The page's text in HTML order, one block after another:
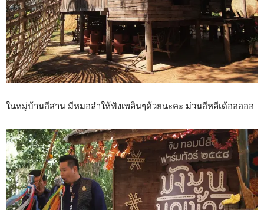
ในหมู่บ้านอีสาน มีหมอลำให้ฟังเพลินๆด้วยนะคะ ม่วนอีหลีเด้อออออ